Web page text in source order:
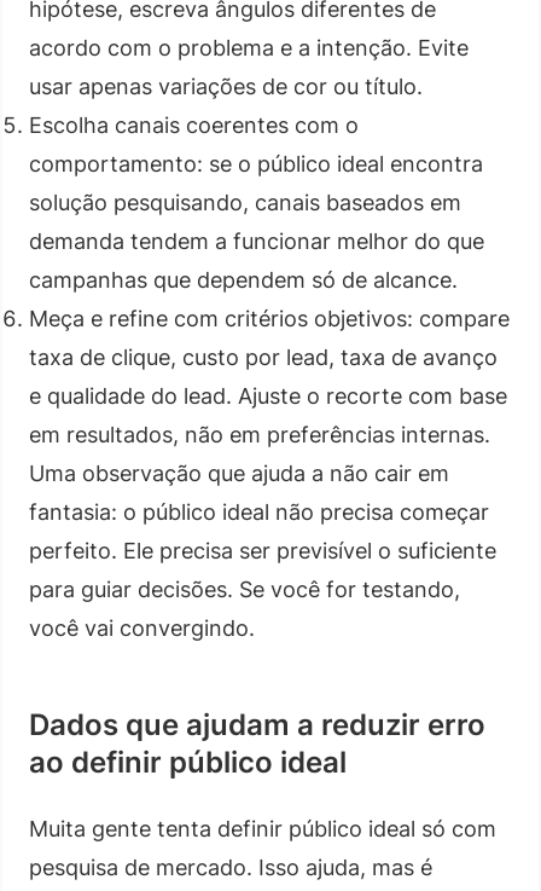
hipótese, escreva ângulos diferentes de
acordo com o problema e a intenção. Evite
usar apenas variações de cor ou título.
Escolha canais coerentes com o
comportamento: se o público ideal encontra
solução pesquisando, canais baseados em
demanda tendem a funcionar melhor do que
campanhas que dependem só de alcance.
Meça e refine com critérios objetivos: compare
taxa de clique, custo por lead, taxa de avanço
e qualidade do lead. Ajuste o recorte com base
em resultados, não em preferências internas.
Uma observação que ajuda a não cair em
fantasia: o público ideal não precisa começar
perfeito. Ele precisa ser previsível o suficiente
para guiar decisões. Se você for testando,
você vai convergindo.
Dados que ajudam a reduzir erro
ao definir público ideal
Muita gente tenta definir público ideal só com
pesquisa de mercado. Isso ajuda, mas é